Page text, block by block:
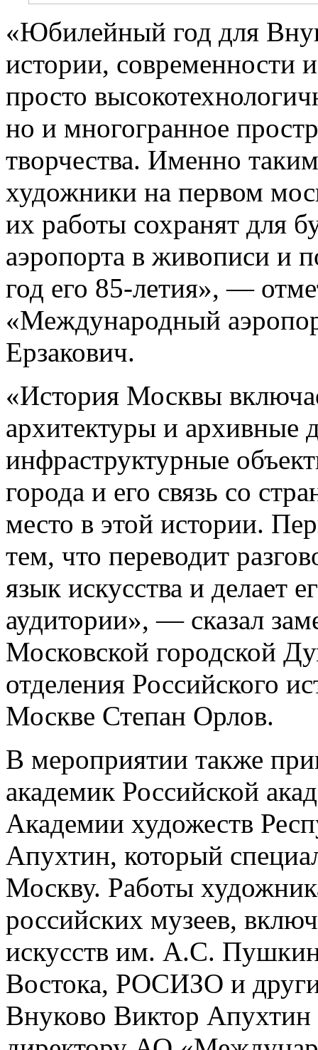
«Юбилейный год для
истории,
просто
но и многогранное
творчества. Именно
художники на первом
их работы сохранят для
аэропорта в живописи и
год его 85-летия», —
«Международный
Ерзакович.
«История Москвы
архитектуры и архивные
инфраструктурные
города и его связь со
место в этой истории.
тем, что переводит
язык искусства и делает
аудитории», — сказал
Московской городской
отделения Российского
Москве Степан Орлов.
В мероприятии также
академик Российской
Академии художеств
Апухтин, который
Москву. Работы
российских музеев,
искусств им. А.С.
Востока, РОСИЗО и
Внуково Виктор Апухтин